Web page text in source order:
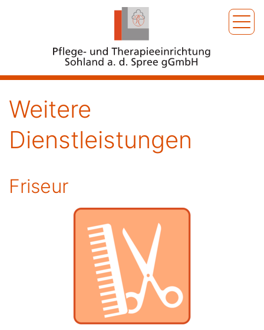
Weitere
Dienstleistungen
Friseur